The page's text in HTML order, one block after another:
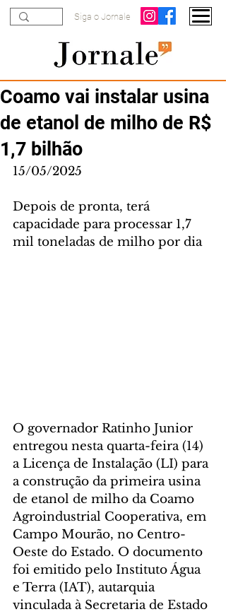
Siga o Jornale
Coamo vai instalar usina
de etanol de milho de R$
1,7 bilhão
15/05/2025
Depois de pronta, terá
capacidade para processar 1,7
mil toneladas de milho por dia
O governador Ratinho Junior
entregou nesta quarta-feira (14)
a Licença de Instalação (LI) para
a construção da primeira usina
de etanol de milho da Coamo
Agroindustrial Cooperativa, em
Campo Mourão, no Centro-
Oeste do Estado. O documento
foi emitido pelo Instituto Água
e Terra (IAT), autarquia
vinculada à Secretaria de Estado